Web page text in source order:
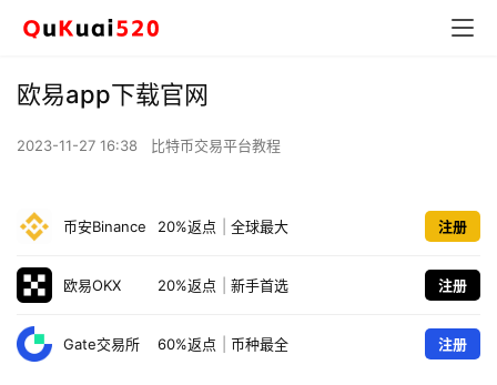
欧易app下载官网
2023-11-27 16:38 比特币交易平台教程
币安Binance 20%返点 全球最大 注册
欧易OKX 20%返点 新手首选 注册
Gate交易所 60%返点 币种最全 注册